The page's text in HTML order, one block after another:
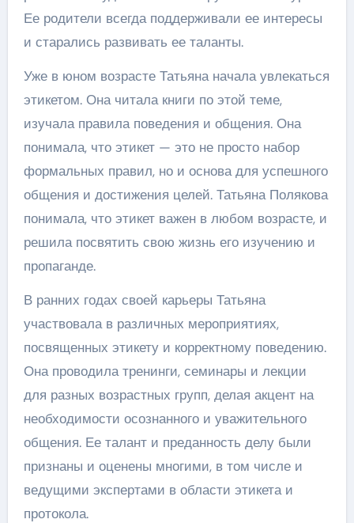
Ее родители всегда поддерживали ее интересы
и старались развивать ее таланты.
Уже в юном возрасте Татьяна начала увлекаться
этикетом. Она читала книги по этой теме,
изучала правила поведения и общения. Она
понимала, что этикет — это не просто набор
формальных правил, но и основа для успешного
общения и достижения целей. Татьяна Полякова
понимала, что этикет важен в любом возрасте, и
решила посвятить свою жизнь его изучению и
пропаганде.
В ранних годах своей карьеры Татьяна
участвовала в различных мероприятиях,
посвященных этикету и корректному поведению.
Она проводила тренинги, семинары и лекции
для разных возрастных групп, делая акцент на
необходимости осознанного и уважительного
общения. Ее талант и преданность делу были
признаны и оценены многими, в том числе и
ведущими экспертами в области этикета и
протокола.